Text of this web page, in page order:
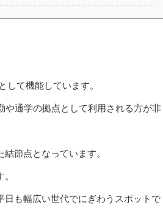
て機能しています。
や通学の拠点として利用される方が非
節点となっています。
も幅広い世代でにぎわうスポットで